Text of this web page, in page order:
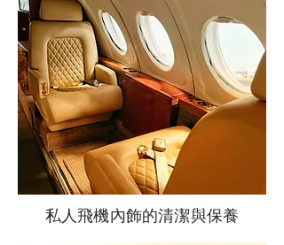
私人飛機內飾的清潔與保養